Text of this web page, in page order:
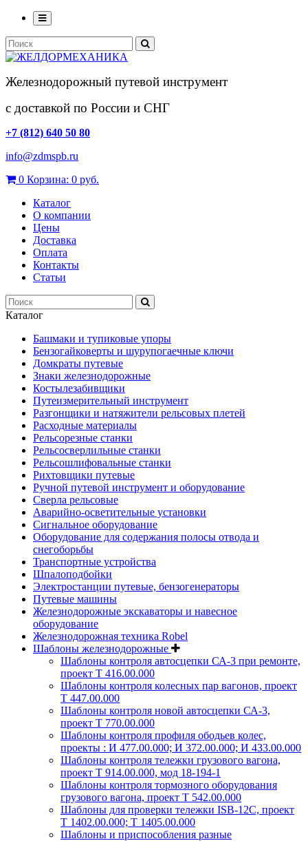
Железнодорожный путевой инструмент
с доставкой по России и СНГ
+7 (812) 640 50 80
info@zdmspb.ru
0 Корзина: 0 руб.
Каталог
О компании
Цены
Доставка
Оплата
Контакты
Статьи
Каталог
Башмаки и тупиковые упоры
Бензогайковерты и шурупогаечные ключи
Домкраты путевые
Знаки железнодорожные
Костылезабивщики
Путеизмерительный инструмент
Разгонщики и натяжители рельсовых плетей
Расходные материалы
Рельсорезные станки
Рельсосверлильные станки
Рельсошлифовальные станки
Рихтовщики путевые
Ручной путевой инструмент и оборудование
Сверла рельсовые
Аварийно-осветительные установки
Сигнальное оборудование
Оборудование для содержания полосы отвода и
снегоборьбы
Транспортные устройства
Шпалоподбойки
Электростанции путевые, бензогенераторы
Путевые машины
Железнодорожные экскаваторы и навесное
оборудование
Железнодорожная техника Robel
Шаблоны железнодорожные
Шаблоны контроля автосцепки СА-3 при ремонте,
проект Т 416.00.000
Шаблоны контроля колесных пар вагонов, проект
Т 447.00.000
Шаблоны контроля новой автосцепки СА-3,
проект Т 770.00.000
Шаблоны контроля профиля ободьев колес,
проекты : И 477.00.000; И 372.00.000; И 433.00.000
Шаблоны контроля тележки грузового вагона,
проект Т 914.00.000, мод 18-194-1
Шаблоны контроля тормозного оборудования
грузового вагона, проект Т 542.00.000
Шаблоны для проверки тележки ISB-12C, проект
Т 1402.00.000; Т 1405.00.000
Шаблоны и приспособления разные